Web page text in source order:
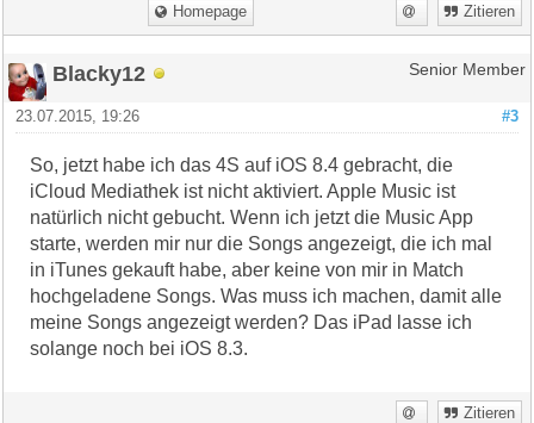
Homepage Zitieren
Blacky12 Senior Member
#3
23.07.2015, 19:26
So, jetzt habe ich das 4S auf iOS 8.4 gebracht, die
iCloud Mediathek ist nicht aktiviert. Apple Music ist
natürlich nicht gebucht. Wenn ich jetzt die Music App
starte, werden mir nur die Songs angezeigt, die ich mal
in iTunes gekauft habe, aber keine von mir in Match
hochgeladene Songs. Was muss ich machen, damit alle
meine Songs angezeigt werden? Das iPad lasse ich
solange noch bei iOS 8.3.
Zitieren